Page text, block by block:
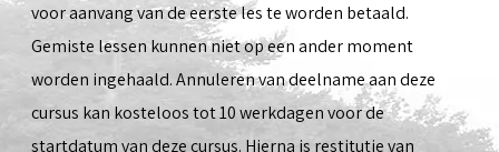
voor aanvang van de eerste les te worden betaald.
Gemiste lessen kunnen niet op een ander moment
worden ingehaald. Annuleren van deelname aan deze
cursus kan kosteloos tot 10 werkdagen voor de
startdatum van deze cursus. Hierna is restitutie van